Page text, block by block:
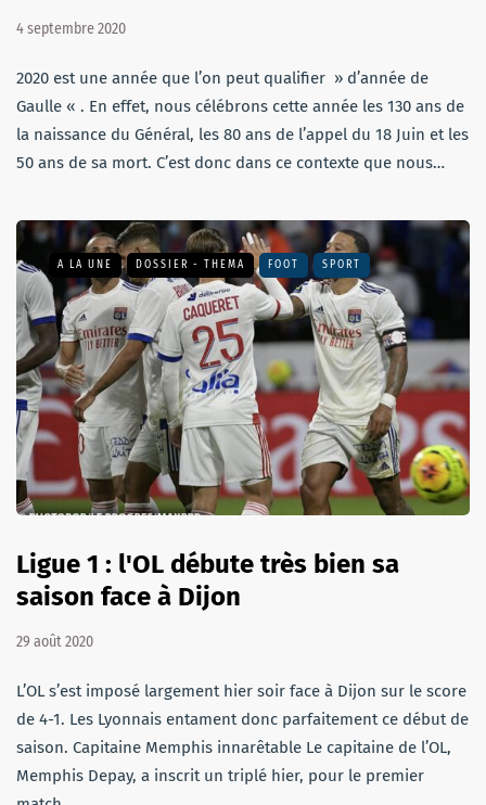
4 septembre 2020
2020 est une année que l’on peut qualifier » d’année de
Gaulle « . En effet, nous célébrons cette année les 130 ans de
la naissance du Général, les 80 ans de l’appel du 18 Juin et les
50 ans de sa mort. C’est donc dans ce contexte que nous…
A LA UNE DOSSIER - THEMA FOOT SPORT
Ligue 1 : l'OL débute très bien sa
saison face à Dijon
29 août 2020
L’OL s’est imposé largement hier soir face à Dijon sur le score
de 4-1. Les Lyonnais entament donc parfaitement ce début de
saison. Capitaine Memphis innarêtable Le capitaine de l’OL,
Memphis Depay, a inscrit un triplé hier, pour le premier